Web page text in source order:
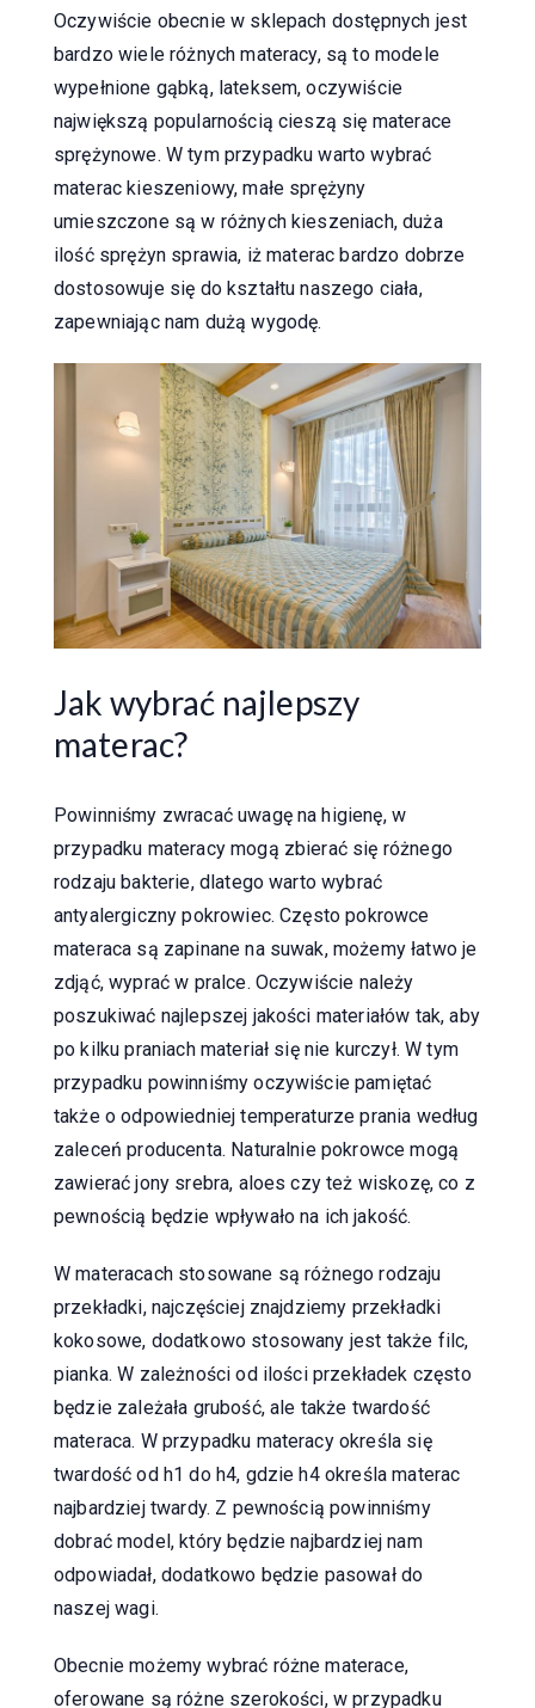
Oczywiście obecnie w sklepach dostępnych jest
bardzo wiele różnych materacy, są to modele
wypełnione gąbką, lateksem, oczywiście
największą popularnością cieszą się materace
sprężynowe. W tym przypadku warto wybrać
materac kieszeniowy, małe sprężyny
umieszczone są w różnych kieszeniach, duża
ilość sprężyn sprawia, iż materac bardzo dobrze
dostosowuje się do kształtu naszego ciała,
zapewniając nam dużą wygodę.
Jak wybrać najlepszy
materac?
Powinniśmy zwracać uwagę na higienę, w
przypadku materacy mogą zbierać się różnego
rodzaju bakterie, dlatego warto wybrać
antyalergiczny pokrowiec. Często pokrowce
materaca są zapinane na suwak, możemy łatwo je
zdjąć, wyprać w pralce. Oczywiście należy
poszukiwać najlepszej jakości materiałów tak, aby
po kilku praniach materiał się nie kurczył. W tym
przypadku powinniśmy oczywiście pamiętać
także o odpowiedniej temperaturze prania według
zaleceń producenta. Naturalnie pokrowce mogą
zawierać jony srebra, aloes czy też wiskozę, co z
pewnością będzie wpływało na ich jakość.
W materacach stosowane są różnego rodzaju
przekładki, najczęściej znajdziemy przekładki
kokosowe, dodatkowo stosowany jest także filc,
pianka. W zależności od ilości przekładek często
będzie zależała grubość, ale także twardość
materaca. W przypadku materacy określa się
twardość od h1 do h4, gdzie h4 określa materac
najbardziej twardy. Z pewnością powinniśmy
dobrać model, który będzie najbardziej nam
odpowiadał, dodatkowo będzie pasował do
naszej wagi.
Obecnie możemy wybrać różne materace,
oferowane są różne szerokości, w przypadku